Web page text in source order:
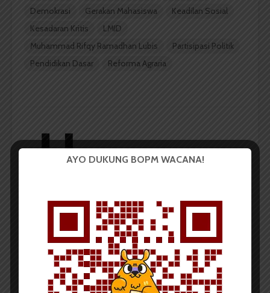
Demokrasi
Gerakan Mahasiswa
Keadilan Sosial
Kesadaran Kritis
LMID
Muhammad Rifqy Ramadhan Lubis
Partisipasi Politik
Pendidikan Dasar
Reforma Agraria
Badan Otonom Pers Mahasiswa (BOPM) Wacana
merupakan pers mahasiswa yang berdiri di luar
kampus dan dikelola secara mandiri oleh mahasiswa
Universitas Sumatera Utara (USU).
LIHAT SEMUA ARTIKEL
AYO DUKUNG BOPM WACANA!